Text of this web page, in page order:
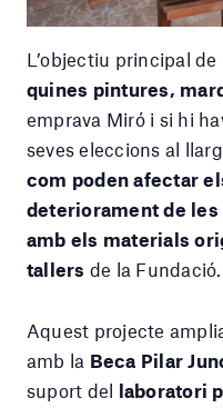
L’objectiu principal
quines pintures,
emprava Miró i si hi
seves eleccions al
com poden afectar
deteriorament de les
amb els materials
tallers de la Fundació.
Aquest projecte
amb la Beca Pilar
suport del laboratori